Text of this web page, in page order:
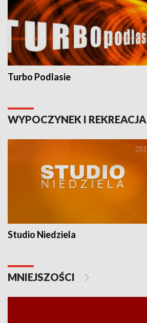
Turbo Podlasie
WYPOCZYNEK I REKREACJA
Studio Niedziela
MNIEJSZOŚCI